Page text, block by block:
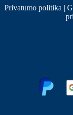
Privatumo politika |